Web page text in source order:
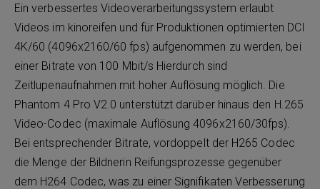
Ein verbessertes Videoverarbeitungssystem erlaubt
Videos im kinoreifen und für Produktionen optimierten DCI
4K/60 (4096x2160/60 fps) aufgenommen zu werden, bei
einer Bitrate von 100 Mbit/s Hierdurch sind
Zeitlupenaufnahmen mit hoher Auflösung möglich. Die
Phantom 4 Pro V2.0 unterstützt darüber hinaus den H.265
Video-Codec (maximale Auflösung 4096x2160/30fps).
Bei entsprechender Bitrate, vordoppelt der H265 Codec
die Menge der Bildnerin Reifungsprozesse gegenüber
dem H264 Codec, was zu einer Signifikaten Verbesserung